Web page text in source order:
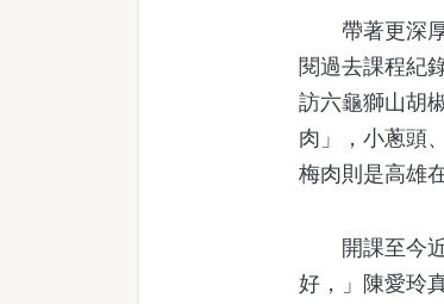
帶著更深厚
閱過去課程紀
訪六龜獅山胡
肉」，小蔥頭
梅肉則是高雄
開課至今近
好，」陳愛玲